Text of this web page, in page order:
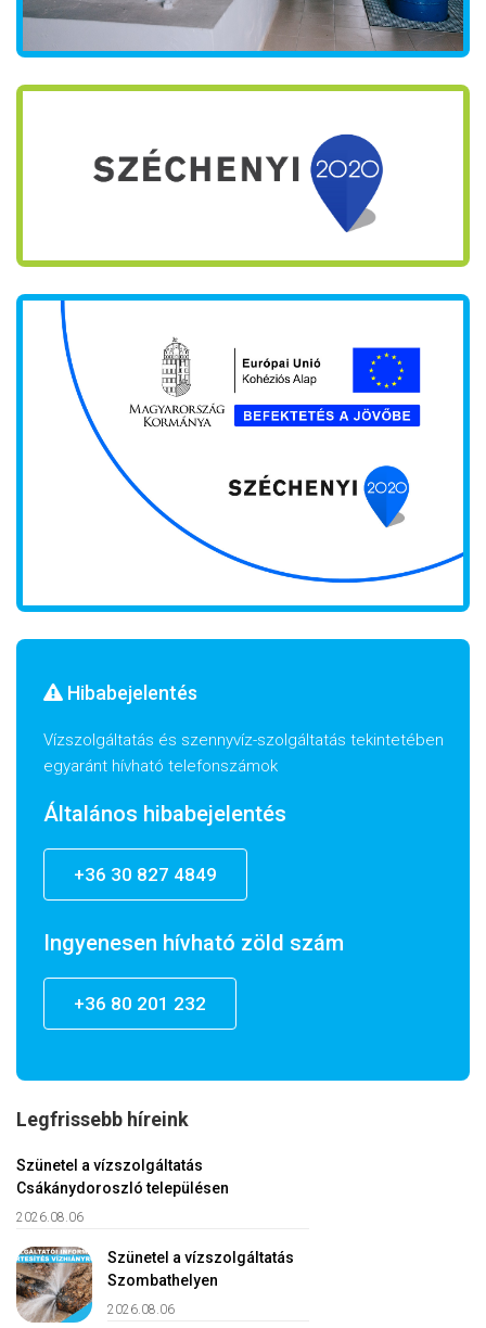
Hibabejelentés
Vízszolgáltatás és szennyvíz-szolgáltatás tekintetében
egyaránt hívható telefonszámok
Általános hibabejelentés
+36 30 827 4849
Ingyenesen hívható zöld szám
+36 80 201 232
Legfrissebb híreink
Szünetel a vízszolgáltatás
Csákánydoroszló településen
2026.08.06
Szünetel a vízszolgáltatás
Szombathelyen
2026.08.06